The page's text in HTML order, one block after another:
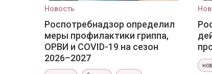
Новость
Роспотребнадзор определил
меры профилактики гриппа,
ОРВИ и COVID-19 на сезон
2026–2027